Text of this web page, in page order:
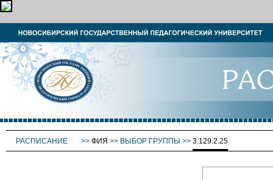
РАСПИСАНИЕ >> ФИЯ >> ВЫБОР ГРУППЫ >> 3.129.2.25